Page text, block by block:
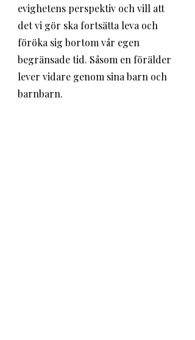
evighetens perspektiv och vill att
det vi gör ska fortsätta leva och
föröka sig bortom vår egen
begränsade tid. Såsom en förälder
lever vidare genom sina barn och
barnbarn.